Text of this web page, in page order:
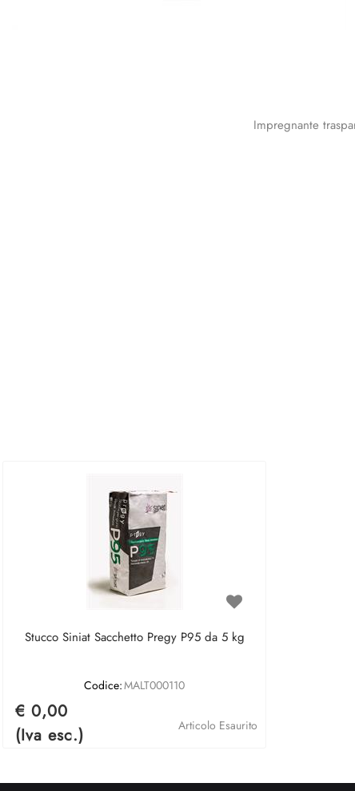
Impregnante
Stucco Siniat Sacchetto Pregy P95 da 5 kg
Codice:MALT000110
€ 0,00
(Iva esc.)
Articolo Esaurito